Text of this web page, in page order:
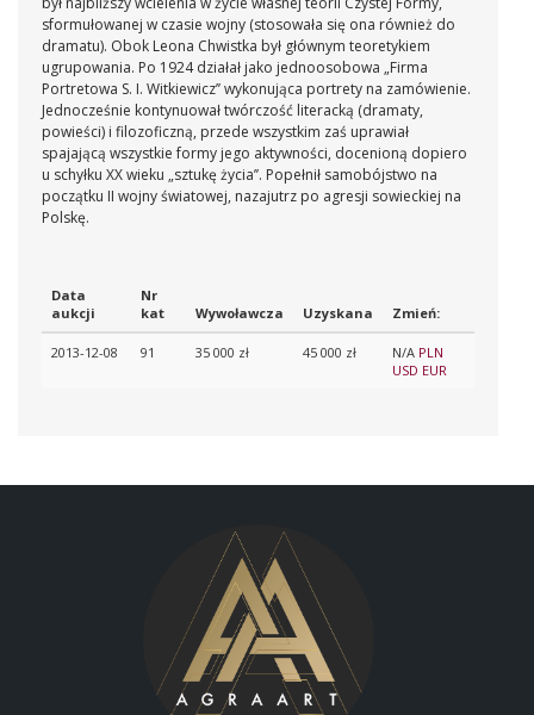
sformułowanej w czasie wojny (stosowała się ona również do
dramatu). Obok Leona Chwistka był głównym teoretykiem
ugrupowania. Po 1924 działał jako jednoosobowa „Firma
Portretowa S. I. Witkiewicz’’ wykonująca portrety na zamówienie.
Jednocześnie kontynuował twórczość literacką (dramaty,
powieści) i filozoficzną, przede wszystkim zaś uprawiał
spajającą wszystkie formy jego aktywności, docenioną dopiero
u schyłku XX wieku „sztukę życia’’. Popełnił samobójstwo na
początku II wojny światowej, nazajutrz po agresji sowieckiej na
Polskę.
Data
aukcji
Nr
kat
Wywoławcza Uzyskana Zmień:
2013-12-08 91 35 000 zł 45 000 zł N/A PLN
USD EUR